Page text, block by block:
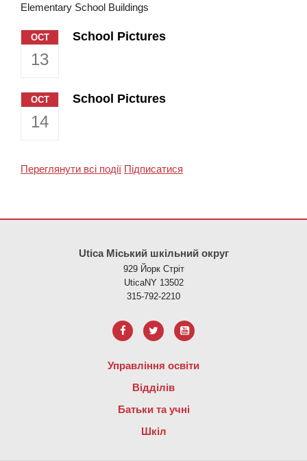
Elementary School Buildings
OCT
13
School Pictures
OCT
14
School Pictures
Переглянути всі події Підписатися
Utica Міський шкільний округ
929 Йорк Стріт
UticaNY 13502
315-792-2210
Управління освіти
Відділів
Батьки та учні
Шкіл